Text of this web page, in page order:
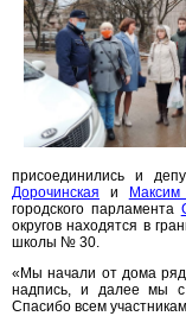
присоединились и
Дорочинская и
городского парламента
округов находятся в
школы № 30.
«Мы начали от дома
надпись, и далее мы с
Спасибо всем